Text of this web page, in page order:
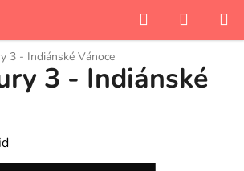
Hledat
KOŠÍK
3 - Indiánské Vánoce
3 - Indiánské